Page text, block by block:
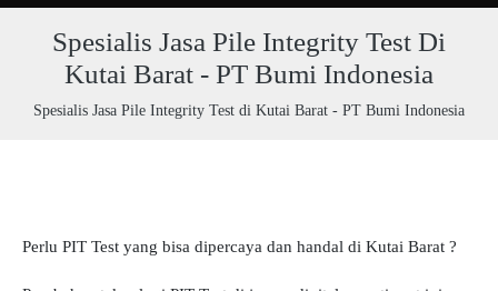
Spesialis Jasa Pile Integrity Test Di
Kutai Barat - PT Bumi Indonesia
Spesialis Jasa Pile Integrity Test di Kutai Barat - PT Bumi Indonesia
Perlu PIT Test yang bisa dipercaya dan handal di Kutai Barat ?